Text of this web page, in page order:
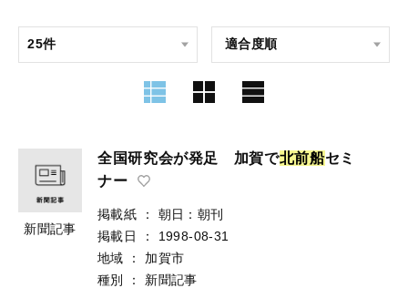
新聞記事
全国研究会が発足 加賀で北前船セミ
ナー
掲載紙 ：
朝日：朝刊
掲載日
：
1998-08-31
地域
：
加賀市
種別
： 新聞記事